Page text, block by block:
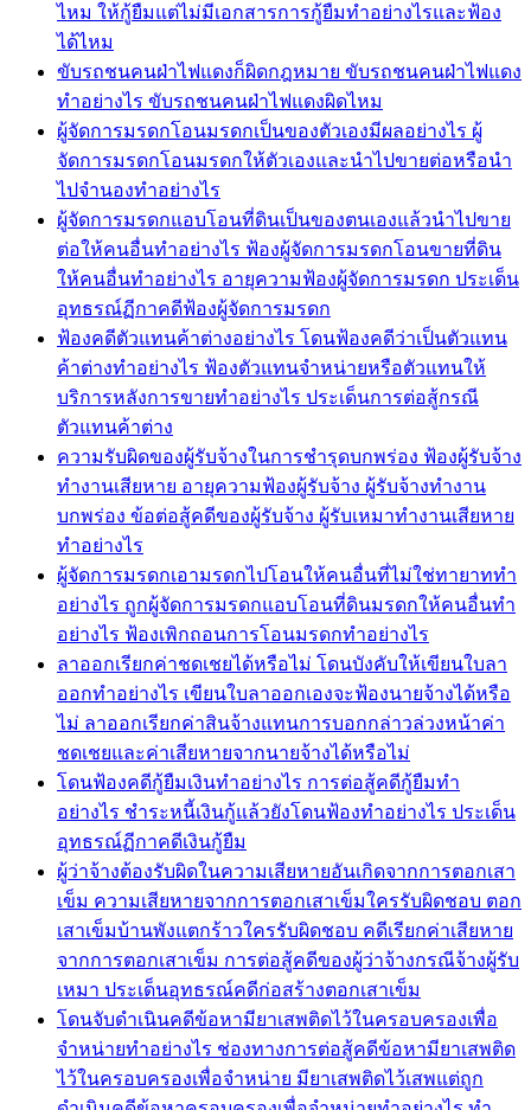
ไหม ให้กู้ยืมแต่ไม่มีเอกสารการกู้ยืมทำอย่างไรและฟ้อง
ได้ไหม
ขับรถชนคนฝ่าไฟแดงก็ผิดกฎหมาย ขับรถชนคนฝ่าไฟแดง
ทำอย่างไร ขับรถชนคนฝ่าไฟแดงผิดไหม
ผู้จัดการมรดกโอนมรดกเป็นของตัวเองมีผลอย่างไร ผู้
จัดการมรดกโอนมรดกให้ตัวเองและนำไปขายต่อหรือนำ
ไปจำนองทำอย่างไร
ผู้จัดการมรดกแอบโอนที่ดินเป็นของตนเองแล้วนำไปขาย
ต่อให้คนอื่นทำอย่างไร ฟ้องผู้จัดการมรดกโอนขายที่ดิน
ให้คนอื่นทำอย่างไร อายุความฟ้องผู้จัดการมรดก ประเด็น
อุทธรณ์ฏีกาคดีฟ้องผู้จัดการมรดก
ฟ้องคดีตัวแทนค้าต่างอย่างไร โดนฟ้องคดีว่าเป็นตัวแทน
ค้าต่างทำอย่างไร ฟ้องตัวแทนจำหน่ายหรือตัวแทนให้
บริการหลังการขายทำอย่างไร ประเด็นการต่อสู้กรณี
ตัวแทนค้าต่าง
ความรับผิดของผู้รับจ้างในการชำรุดบกพร่อง ฟ้องผู้รับจ้าง
ทำงานเสียหาย อายุความฟ้องผู้รับจ้าง ผู้รับจ้างทำงาน
บกพร่อง ข้อต่อสู้คดีของผู้รับจ้าง ผู้รับเหมาทำงานเสียหาย
ทำอย่างไร
ผู้จัดการมรดกเอามรดกไปโอนให้คนอื่นที่ไม่ใช่ทายาททำ
อย่างไร ถูกผู้จัดการมรดกแอบโอนที่ดินมรดกให้คนอื่นทำ
อย่างไร ฟ้องเพิกถอนการโอนมรดกทำอย่างไร
ลาออกเรียกค่าชดเชยได้หรือไม่ โดนบังคับให้เขียนใบลา
ออกทำอย่างไร เขียนใบลาออกเองจะฟ้องนายจ้างได้หรือ
ไม่ ลาออกเรียกค่าสินจ้างแทนการบอกกล่าวล่วงหน้าค่า
ชดเชยและค่าเสียหายจากนายจ้างได้หรือไม่
โดนฟ้องคดีกู้ยืมเงินทำอย่างไร การต่อสู้คดีกู้ยืมทำ
อย่างไร ชำระหนี้เงินกู้แล้วยังโดนฟ้องทำอย่างไร ประเด็น
อุทธรณ์ฏีกาคดีเงินกู้ยืม
ผู้ว่าจ้างต้องรับผิดในความเสียหายอันเกิดจากการตอกเสา
เข็ม ความเสียหายจากการตอกเสาเข็มใครรับผิดชอบ ตอก
เสาเข็มบ้านพังแตกร้าวใครรับผิดชอบ คดีเรียกค่าเสียหาย
จากการตอกเสาเข็ม การต่อสู้คดีของผู้ว่าจ้างกรณีจ้างผู้รับ
เหมา ประเด็นอุทธรณ์คดีก่อสร้างตอกเสาเข็ม
โดนจับดำเนินคดีข้อหามียาเสพติดไว้ในครอบครองเพื่อ
จำหน่ายทำอย่างไร ช่องทางการต่อสู้คดีข้อหามียาเสพติด
ไว้ในครอบครองเพื่อจำหน่าย มียาเสพติดไว้เสพแต่ถูก